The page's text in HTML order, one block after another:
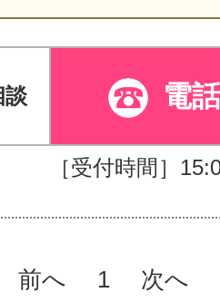
談 電
［受付時間］
前へ 1 次へ